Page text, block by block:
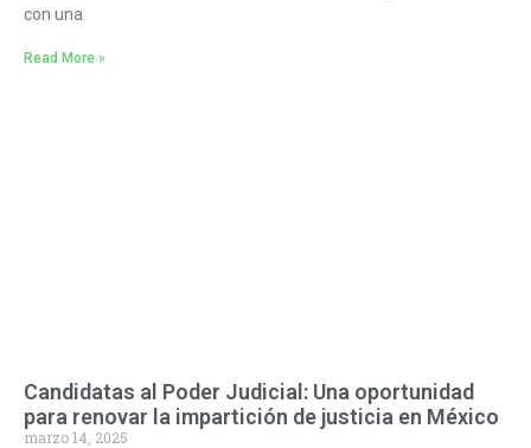
con una
Read More »
Candidatas al Poder Judicial: Una oportunidad
para renovar la impartición de justicia en México
marzo 14, 2025